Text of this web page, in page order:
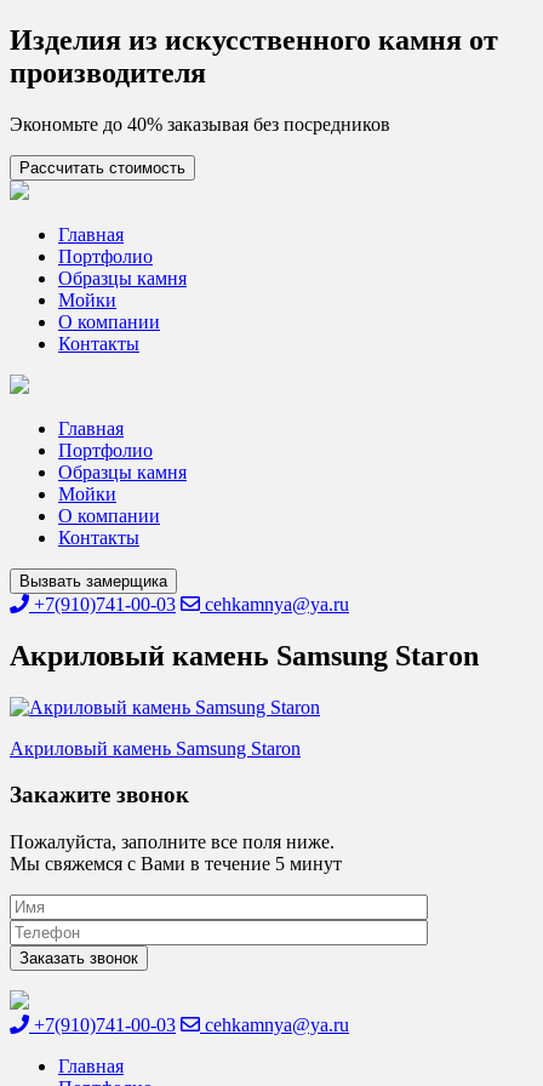
Skip
to
content
Изделия из искусcтвенного камня от
производителя
Экономьте до 40% заказывая без посредников
Рассчитать стоимость
Цех камня
Столешницы из искусственного камня
Главная
Портфолио
Образцы камня
Мойки
О компании
Контакты
Главная
Портфолио
Образцы камня
Мойки
О компании
Контакты
Вызвать замерщика
+7(910)741-00-03 cehkamnya@ya.ru
Акриловый камень Samsung Staron
Навигация
по
Акриловый камень Samsung Staron
Закажите звонок
Пожалуйста, заполните все поля ниже.
Мы свяжемся с Вами в течение 5 минут
+7(910)741-00-03
cehkamnya@ya.ru
Главная